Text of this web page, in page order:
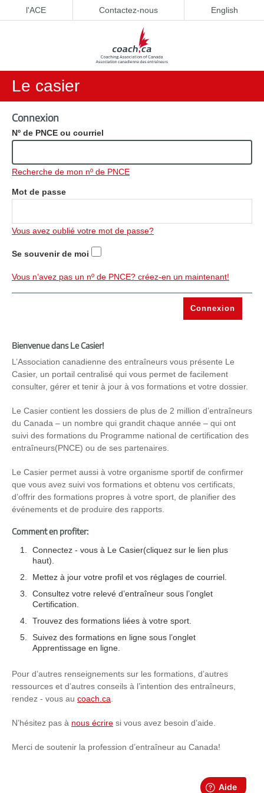
l'ACE Contactez-nous English
Le casier
Connexion
Nº de PNCE ou courriel
Recherche de mon nº de PNCE
Mot de passe
Vous avez oublié votre mot de passe?
Se souvenir de moi
Vous n’avez pas un nº de PNCE? créez-en un maintenant!
Bienvenue dans Le Casier!
L’Association canadienne des entraîneurs vous présente Le
Casier, un portail centralisé qui vous permet de facilement
consulter, gérer et tenir à jour à vos formations et votre dossier.
Le Casier contient les dossiers de plus de 2 million d’entraîneurs
du Canada – un nombre qui grandit chaque année – qui ont
suivi des formations du Programme national de certification des
entraîneurs(PNCE) ou de ses partenaires.
Le Casier permet aussi à votre organisme sportif de confirmer
que vous avez suivi vos formations et obtenu vos certificats,
d’offrir des formations propres à votre sport, de planifier des
événements et de produire des rapports.
Comment en profiter:
Connectez - vous à Le Casier(cliquez sur le lien plus
haut).
Mettez à jour votre profil et vos réglages de courriel.
Consultez votre relevé d’entraîneur sous l’onglet
Certification.
Trouvez des formations liées à votre sport.
Suivez des formations en ligne sous l’onglet
Apprentissage en ligne.
Pour d’autres renseignements sur les formations, d’autres
ressources et d’autres conseils à l’intention des entraîneurs,
rendez - vous au coach.ca
N’hésitez pas à nous écrire si vous avez besoin d’aide.
Merci de soutenir la profession d’entraîneur au Canada!